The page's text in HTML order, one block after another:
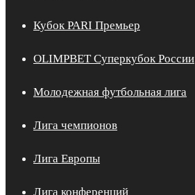
Кубок PARI Премьер
OLIMPBET Суперкубок России
Молодежная футбольная лига
Лига чемпионов
Лига Европы
Лига конференций